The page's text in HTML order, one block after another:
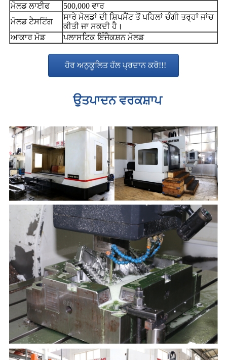
ਮੋਲਡ ਲਾਈਫ
500,000 ਵਾਰ
ਮੋਲਡ ਟੈਸਟਿੰਗ
ਸਾਰੇ ਮੋਲਡਾਂ ਦੀ ਸ਼ਿਪਮੈਂਟ ਤੋਂ ਪਹਿਲਾਂ ਚੰਗੀ ਤਰ੍ਹਾਂ ਜਾਂਚ
ਕੀਤੀ ਜਾ ਸਕਦੀ ਹੈ।
ਆਕਾਰ ਮੋਡ
ਪਲਾਸਟਿਕ ਇੰਜੈਕਸ਼ਨ ਮੋਲਡ
ਹੋਰ ਅਨੁਕੂਲਿਤ ਹੱਲ ਪ੍ਰਦਾਨ ਕਰੋ!!!
ਉਤਪਾਦਨ ਵਰਕਸ਼ਾਪ